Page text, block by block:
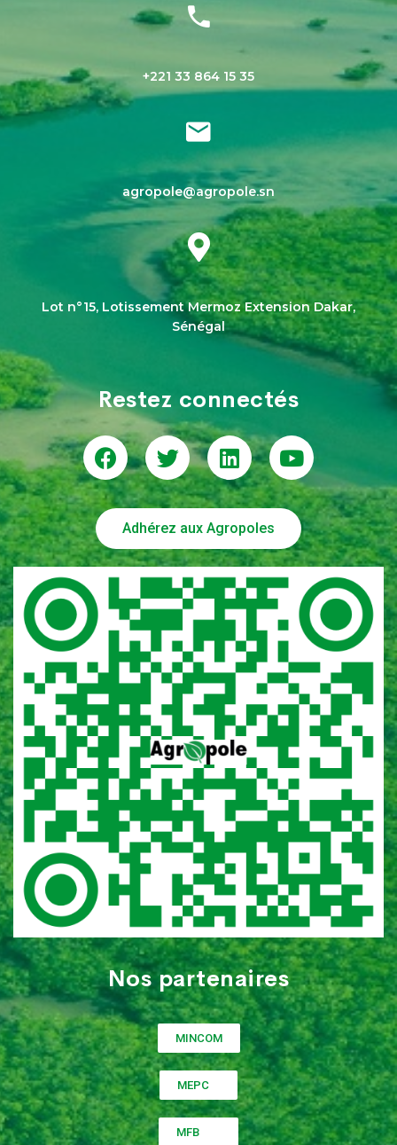
+221 33 864 15 35
agropole@agropole.sn
Lot n°15, Lotissement Mermoz Extension Dakar,
Sénégal
Restez connectés
Adhérez aux Agropoles
Nos partenaires
MINCOM
MEPC
MFB